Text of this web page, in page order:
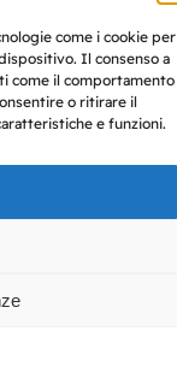
come i cookie per
Il consenso a
come il comportamento
o ritirare il
e funzioni.
tribunale di
forniti
delle
AI e
Privacy